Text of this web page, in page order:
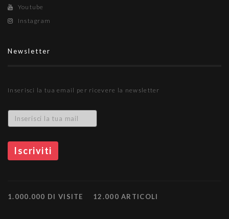
Youtube
Instagram
Newsletter
Inserisci la tua email per ricevere la newsletter
1.000.000 DI VISITE 12.000 ARTICOLI